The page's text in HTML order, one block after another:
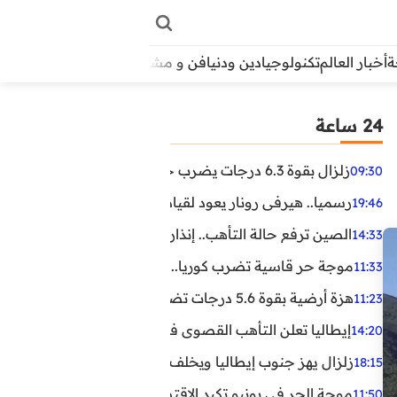
أخبار العالمتكنولوجيادين ودنيافن و مشاهير
24 ساعة
09:30زلزال بقوة 6.3 درجات يضرب جنوب الفلبين.. ولا تحذير من تسونامي حتى الآن
19:46رسميا.. هيرفي رونار يعود لقيادة منتخب كوت ديفوار
14:33الصين ترفع حالة التأهب.. إنذاران جديدان بسبب الأمطار
11:33موجة حر قاسية تضرب كوريا.. وفيات وإصابات ونفوق مئات
11:23هزة أرضية بقوة 5.6 درجات تضرب مصر
14:20إيطاليا تعلن التأهب القصوى في 23 مدينة بسبب موجة حر شديدة
18:15زلزال يهز جنوب إيطاليا ويخلف عشرات الجرحى